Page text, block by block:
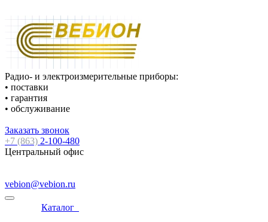
Радио- и электроизмерительные приборы:
• поставки
• гарантия
• обслуживание
Заказать звонок
+7 (863) 2-100-480
Центральный офис
vebion@vebion.ru
Каталог